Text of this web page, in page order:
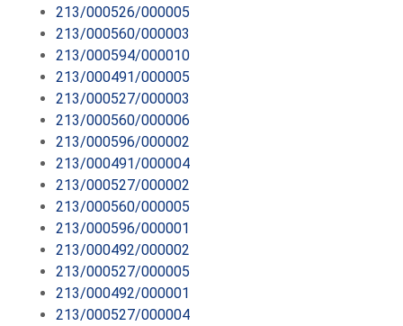
213/000526/000005
213/000560/000003
213/000594/000010
213/000491/000005
213/000527/000003
213/000560/000006
213/000596/000002
213/000491/000004
213/000527/000002
213/000560/000005
213/000596/000001
213/000492/000002
213/000527/000005
213/000492/000001
213/000527/000004